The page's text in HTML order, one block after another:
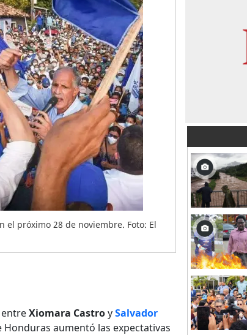
el próximo 28 de noviembre. Foto: El
entreXiomara CastroySalvador
aumentó las expectativas